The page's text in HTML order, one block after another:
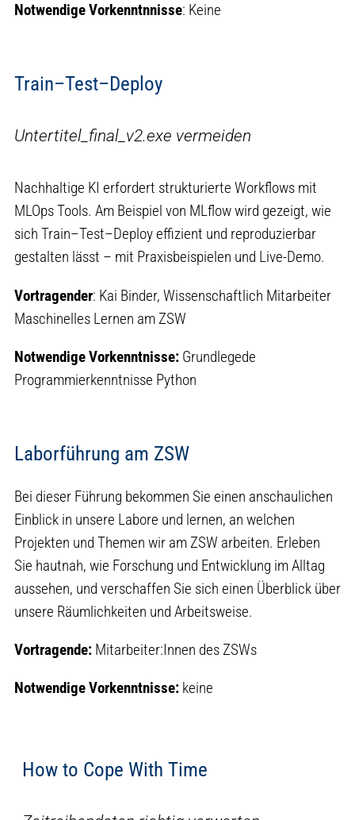
Notwendige Vorkenntnnisse: Keine
Train–Test–Deploy
Untertitel_final_v2.exe vermeiden
Nachhaltige KI erfordert strukturierte Workflows mit
MLOps Tools. Am Beispiel von MLflow wird gezeigt, wie
sich Train–Test–Deploy effizient und reproduzierbar
gestalten lässt – mit Praxisbeispielen und Live-Demo.
Vortragender: Kai Binder, Wissenschaftlich Mitarbeiter
Maschinelles Lernen am ZSW
Notwendige Vorkenntnisse: Grundlegede
Programmierkenntnisse Python
Laborführung am ZSW
Bei dieser Führung bekommen Sie einen anschaulichen
Einblick in unsere Labore und lernen, an welchen
Projekten und Themen wir am ZSW arbeiten. Erleben
Sie hautnah, wie Forschung und Entwicklung im Alltag
aussehen, und verschaffen Sie sich einen Überblick über
unsere Räumlichkeiten und Arbeitsweise.
Vortragende: Mitarbeiter:Innen des ZSWs
Notwendige Vorkenntnisse: keine
How to Cope With Time